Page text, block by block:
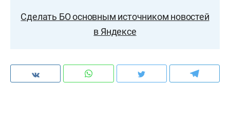
Сделать БО основным источником новостей
в Яндексе